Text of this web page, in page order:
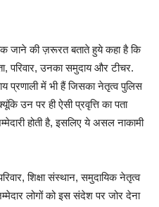
जाने की ज़रूरत बताते हुये कहा है कि
परिवार, उनका समुदाय और टीचर.
प्रणाली में भी हैं जिसका नेतृत्व पुलिस
उन पर ही ऐसी प्रवृत्ति का पता
होती है, इसलिए ये असल नाकामी
शिक्षा संस्थान, समुदायिक नेतृत्व
लोगों को इस संदेश पर जोर देना